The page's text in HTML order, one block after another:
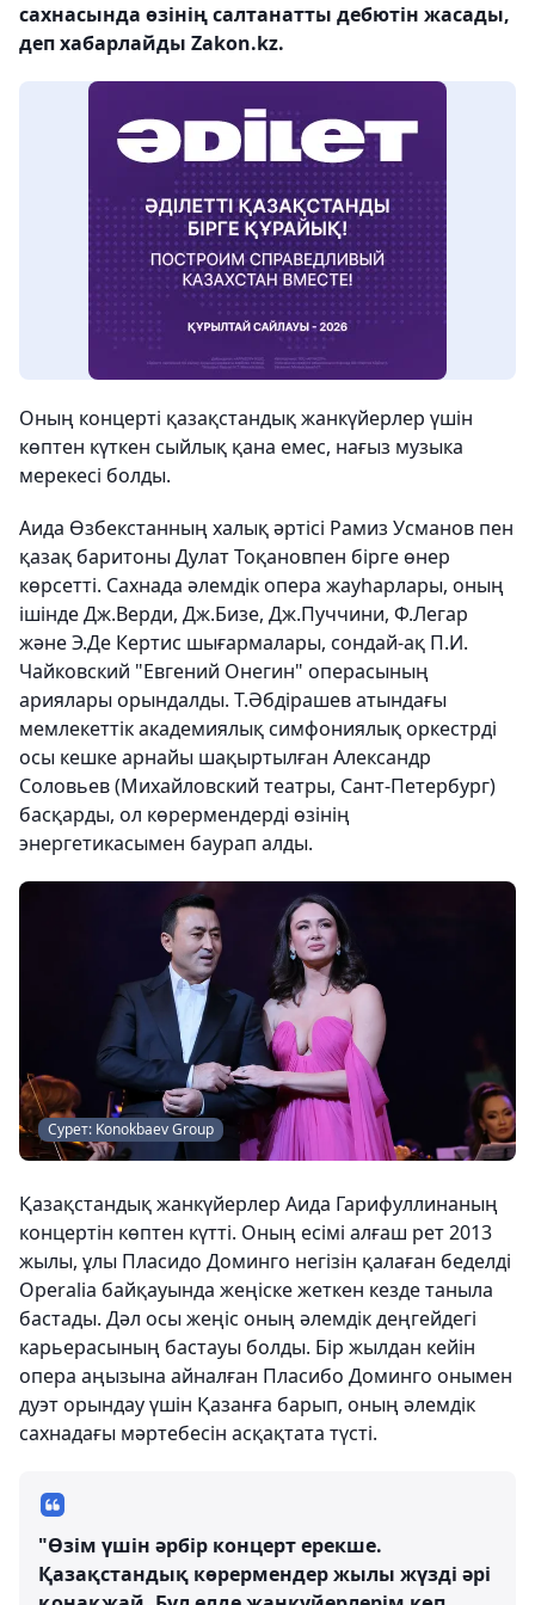
сахнасында өзінің салтанатты дебютін жасады,
деп хабарлайды Zakon.kz.
Оның концерті қазақстандық жанкүйерлер үшін
көптен күткен сыйлық қана емес, нағыз музыка
мерекесі болды.
Аида Өзбекстанның халық әртісі Рамиз Усманов пен
қазақ баритоны Дулат Тоқановпен бірге өнер
көрсетті. Сахнада әлемдік опера жауһарлары, оның
ішінде Дж.Верди, Дж.Бизе, Дж.Пуччини, Ф.Легар
және Э.Де Кертис шығармалары, сондай-ақ П.И.
Чайковский "Евгений Онегин" операсының
ариялары орындалды. Т.Әбдірашев атындағы
мемлекеттік академиялық симфониялық оркестрді
осы кешке арнайы шақыртылған Александр
Соловьев (Михайловский театры, Сант-Петербург)
басқарды, ол көрермендерді өзінің
энергетикасымен баурап алды.
Сурет: Konokbaev Group
Қазақстандық жанкүйерлер Аида Гарифуллинаның
концертін көптен күтті. Оның есімі алғаш рет 2013
жылы, ұлы Пласидо Доминго негізін қалаған беделді
Operalia байқауында жеңіске жеткен кезде таныла
бастады. Дәл осы жеңіс оның әлемдік деңгейдегі
карьерасының бастауы болды. Бір жылдан кейін
опера аңызына айналған Пласибо Доминго онымен
дуэт орындау үшін Қазанға барып, оның әлемдік
сахнадағы мәртебесін асқақтата түсті.
"Өзім үшін әрбір концерт ерекше.
Қазақстандық көрермендер жылы жүзді әрі